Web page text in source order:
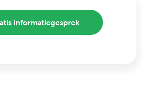
informatiegesprek